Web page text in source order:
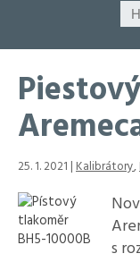
25. 1. 2021 |Kalibrátory,
s